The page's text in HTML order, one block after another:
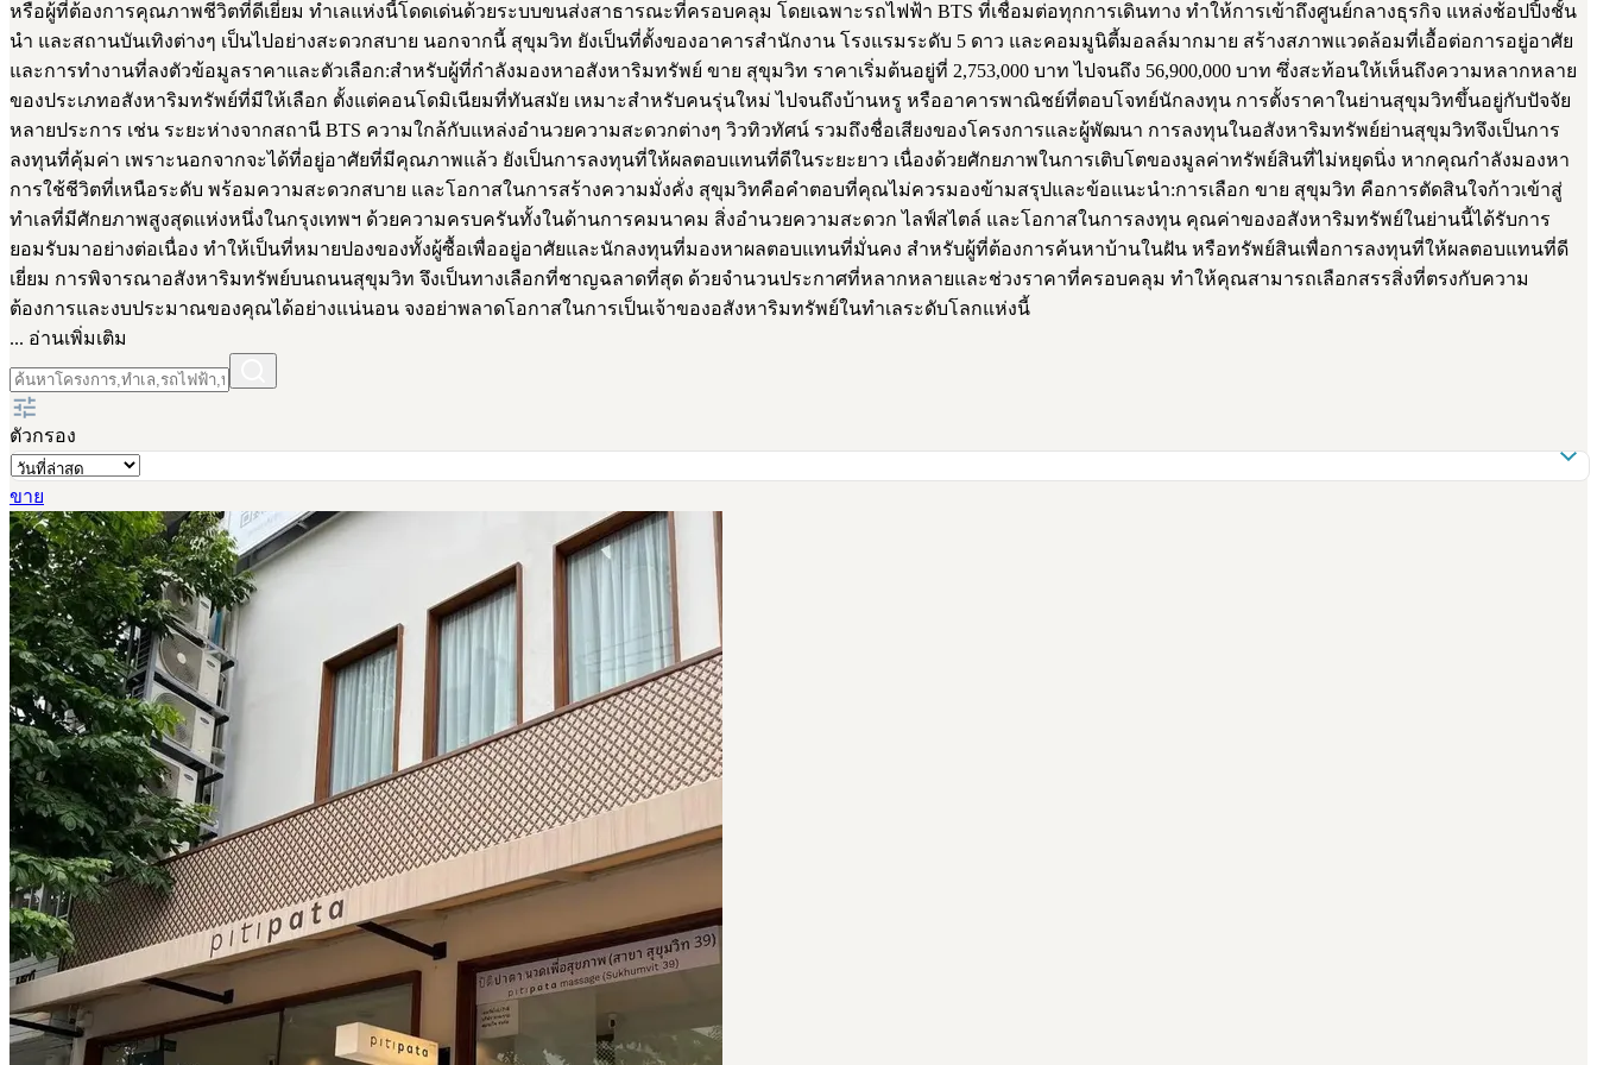
หรือผู้ที่ต้องการคุณภาพชีวิตที่ดีเยี่ยม ทำเลแห่งนี้โดดเด่นด้วยระบบขนส่งสาธารณะที่ครอบคลุม โดยเฉพาะรถไฟฟ้า BTS ที่เชื่อมต่อทุกการเดินทาง ทำให้การเข้าถึงศูนย์กลางธุรกิจ แหล่งช้อปปิ้งชั้น
นำ และสถานบันเทิงต่างๆ เป็นไปอย่างสะดวกสบาย นอกจากนี้ สุขุมวิท ยังเป็นที่ตั้งของอาคารสำนักงาน โรงแรมระดับ 5 ดาว และคอมมูนิตี้มอลล์มากมาย สร้างสภาพแวดล้อมที่เอื้อต่อการอยู่อาศัย
และการทำงานที่ลงตัวข้อมูลราคาและตัวเลือก:สำหรับผู้ที่กำลังมองหาอสังหาริมทรัพย์ ขาย สุขุมวิท ราคาเริ่มต้นอยู่ที่ 2,753,000 บาท ไปจนถึง 56,900,000 บาท ซึ่งสะท้อนให้เห็นถึงความหลากหลาย
ของประเภทอสังหาริมทรัพย์ที่มีให้เลือก ตั้งแต่คอนโดมิเนียมที่ทันสมัย เหมาะสำหรับคนรุ่นใหม่ ไปจนถึงบ้านหรู หรืออาคารพาณิชย์ที่ตอบโจทย์นักลงทุน การตั้งราคาในย่านสุขุมวิทขึ้นอยู่กับปัจจัย
หลายประการ เช่น ระยะห่างจากสถานี BTS ความใกล้กับแหล่งอำนวยความสะดวกต่างๆ วิวทิวทัศน์ รวมถึงชื่อเสียงของโครงการและผู้พัฒนา การลงทุนในอสังหาริมทรัพย์ย่านสุขุมวิทจึงเป็นการ
ลงทุนที่คุ้มค่า เพราะนอกจากจะได้ที่อยู่อาศัยที่มีคุณภาพแล้ว ยังเป็นการลงทุนที่ให้ผลตอบแทนที่ดีในระยะยาว เนื่องด้วยศักยภาพในการเติบโตของมูลค่าทรัพย์สินที่ไม่หยุดนิ่ง หากคุณกำลังมองหา
การใช้ชีวิตที่เหนือระดับ พร้อมความสะดวกสบาย และโอกาสในการสร้างความมั่งคั่ง สุขุมวิทคือคำตอบที่คุณไม่ควรมองข้ามสรุปและข้อแนะนำ:การเลือก ขาย สุขุมวิท คือการตัดสินใจก้าวเข้าสู่
ทำเลที่มีศักยภาพสูงสุดแห่งหนึ่งในกรุงเทพฯ ด้วยความครบครันทั้งในด้านการคมนาคม สิ่งอำนวยความสะดวก ไลฟ์สไตล์ และโอกาสในการลงทุน คุณค่าของอสังหาริมทรัพย์ในย่านนี้ได้รับการ
ยอมรับมาอย่างต่อเนื่อง ทำให้เป็นที่หมายปองของทั้งผู้ซื้อเพื่ออยู่อาศัยและนักลงทุนที่มองหาผลตอบแทนที่มั่นคง สำหรับผู้ที่ต้องการค้นหาบ้านในฝัน หรือทรัพย์สินเพื่อการลงทุนที่ให้ผลตอบแทนที่ดี
เยี่ยม การพิจารณาอสังหาริมทรัพย์บนถนนสุขุมวิท จึงเป็นทางเลือกที่ชาญฉลาดที่สุด ด้วยจำนวนประกาศที่หลากหลายและช่วงราคาที่ครอบคลุม ทำให้คุณสามารถเลือกสรรสิ่งที่ตรงกับความ
ต้องการและงบประมาณของคุณได้อย่างแน่นอน จงอย่าพลาดโอกาสในการเป็นเจ้าของอสังหาริมทรัพย์ในทำเลระดับโลกแห่งนี้
... อ่านเพิ่มเติม
ตัวกรอง
ขาย